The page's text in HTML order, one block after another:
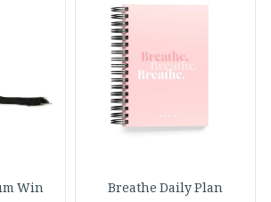
Breathe Daily Plan
Win